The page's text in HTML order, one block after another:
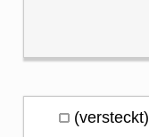
(versteckt)